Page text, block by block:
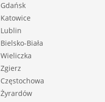
Gdańsk
Katowice
Lublin
Bielsko-Biała
Wieliczka
Zgierz
Częstochowa
Żyrardów